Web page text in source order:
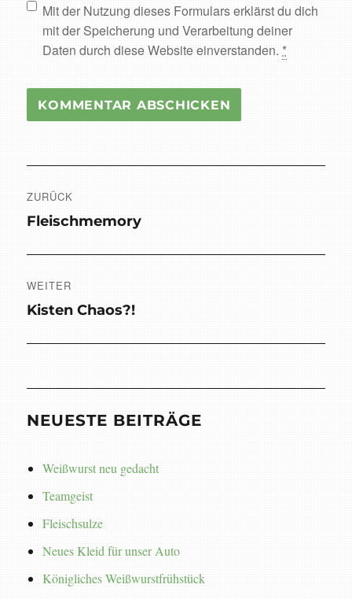
Mit der Nutzung dieses Formulars erklärst du dich
mit der Speicherung und Verarbeitung deiner
Daten durch diese Website einverstanden. *
ZURÜCK
Vorheriger
Fleischmemory
WEITER
Nächster
Kisten Chaos?!
NEUESTE BEITRÄGE
Weißwurst neu gedacht
Teamgeist
Fleischsulze
Neues Kleid für unser Auto
Königliches Weißwurstfrühstück